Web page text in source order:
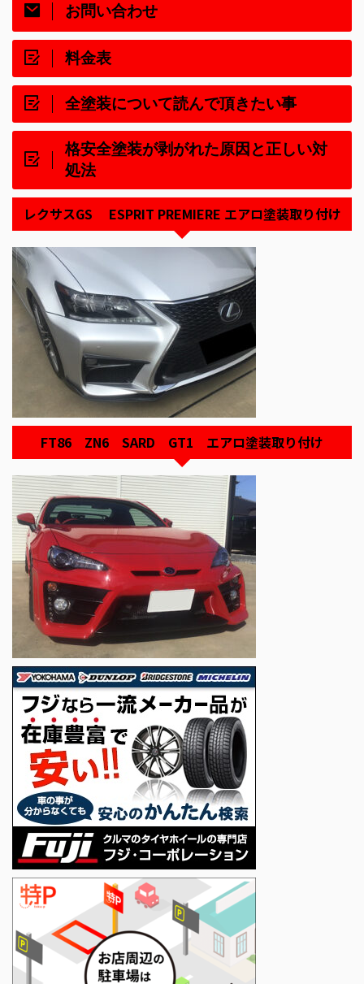
お問い合わせ
料金表
全塗装について読んで頂きたい事
格安全塗装が剥がれた原因と正しい対
処法
レクサスGS ESPRIT PREMIERE エアロ塗装取り付け
FT86 ZN6 SARD GT1 エアロ塗装取り付け